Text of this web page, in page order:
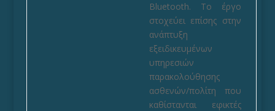
Bluetooth. Το έργο
στοχεύει επίσης στην
ανάπτυξη
εξειδικευμένων
υπηρεσιών
παρακολούθησης
ασθενών/πολίτη που
καθίστανται εφικτές